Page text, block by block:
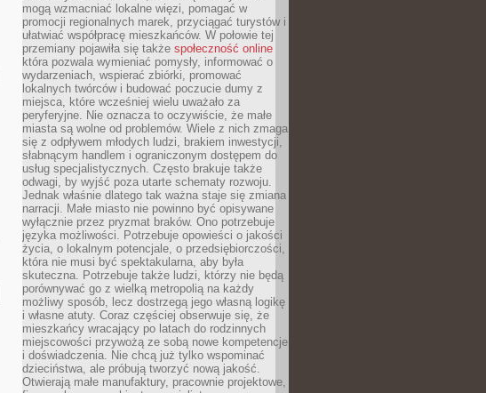
mogą wzmacniać lokalne więzi, pomagać w
promocji regionalnych marek, przyciągać turystów i
ułatwiać współpracę mieszkańców. W połowie tej
przemiany pojawiła się także społeczność online
która pozwala wymieniać pomysły, informować o
wydarzeniach, wspierać zbiórki, promować
lokalnych twórców i budować poczucie dumy z
miejsca, które wcześniej wielu uważało za
peryferyjne. Nie oznacza to oczywiście, że małe
miasta są wolne od problemów. Wiele z nich zmaga
się z odpływem młodych ludzi, brakiem inwestycji,
słabnącym handlem i ograniczonym dostępem do
usług specjalistycznych. Często brakuje także
odwagi, by wyjść poza utarte schematy rozwoju.
Jednak właśnie dlatego tak ważna staje się zmiana
narracji. Małe miasto nie powinno być opisywane
wyłącznie przez pryzmat braków. Ono potrzebuje
języka możliwości. Potrzebuje opowieści o jakości
życia, o lokalnym potencjale, o przedsiębiorczości,
która nie musi być spektakularna, aby była
skuteczna. Potrzebuje także ludzi, którzy nie będą
porównywać go z wielką metropolią na każdy
możliwy sposób, lecz dostrzegą jego własną logikę
i własne atuty. Coraz częściej obserwuje się, że
mieszkańcy wracający po latach do rodzinnych
miejscowości przywożą ze sobą nowe kompetencje
i doświadczenia. Nie chcą już tylko wspominać
dzieciństwa, ale próbują tworzyć nową jakość.
Otwierają małe manufaktury, pracownie projektowe,